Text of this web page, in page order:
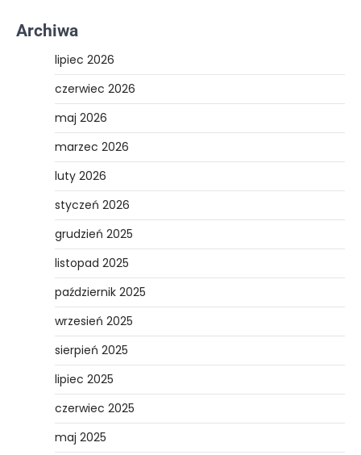
Archiwa
lipiec 2026
czerwiec 2026
maj 2026
marzec 2026
luty 2026
styczeń 2026
grudzień 2025
listopad 2025
październik 2025
wrzesień 2025
sierpień 2025
lipiec 2025
czerwiec 2025
maj 2025